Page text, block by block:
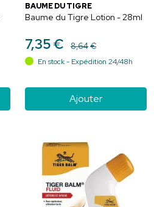
BAUME DU TIGRE
Baume du Tigre Lotion - 28ml
7,35€ 8,64€
En stock - Expédition 24/48h
Ajouter